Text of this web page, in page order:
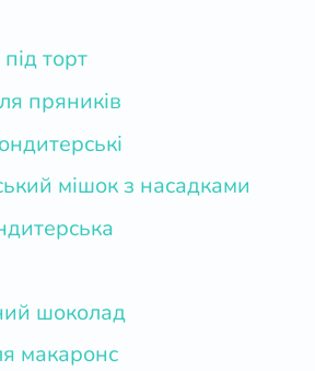
торт
пряників
мішок з насадками
шоколад
макаронс